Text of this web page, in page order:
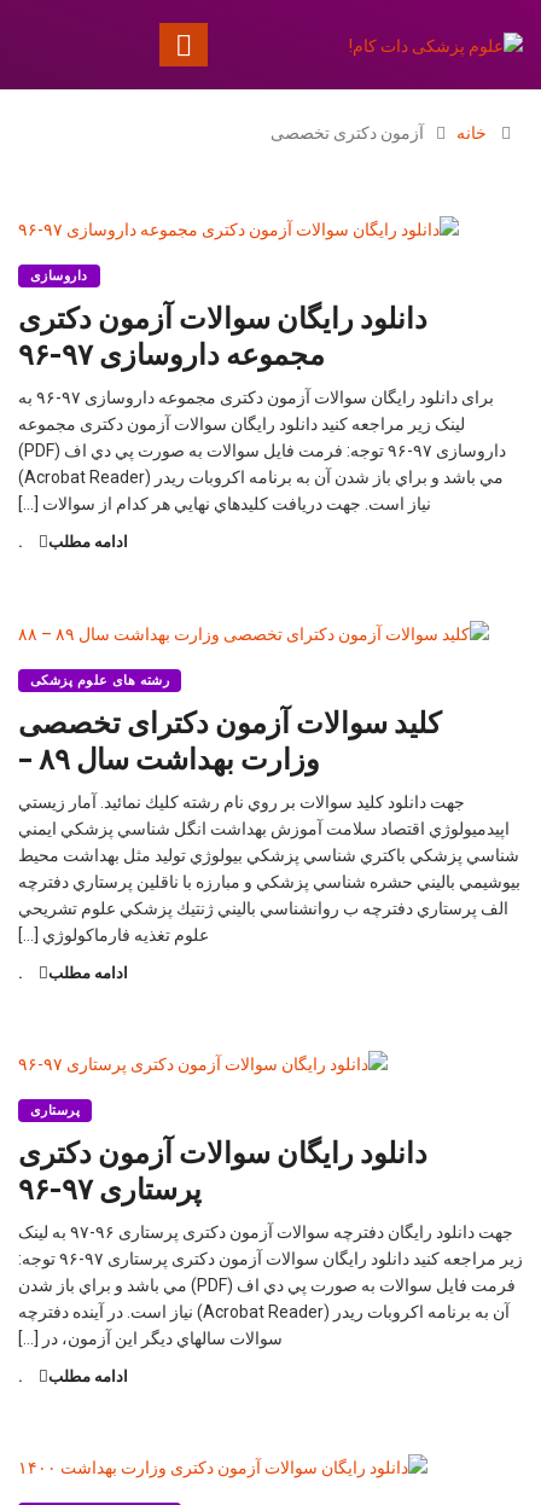
خانه آزمون دکتری تخصصی
داروسازی
دانلود رايگان سوالات آزمون دكتری
مجموعه داروسازی ۹۷-۹۶
برای دانلود رايگان سوالات آزمون دكتری مجموعه داروسازی ۹۷-۹۶ به
لینک زیر مراجعه کنید دانلود رايگان سوالات آزمون دكتری مجموعه
داروسازی ۹۷-۹۶ توجه: فرمت فايل سوالات به صورت پي دي اف (PDF)
مي باشد و براي باز شدن آن به برنامه اكروبات ريدر (Acrobat Reader)
نياز است. جهت دريافت كليدهاي نهايي هر كدام از سوالات […]
ادامه مطلب .
رشته های علوم پزشکی
كلید سوالات آزمون دكترای تخصصی
وزارت بهداشت سال ۸۹ –
جهت دانلود كليد سوالات بر روي نام رشته كليك نمائيد. آمار زيستي
اپيدميولوژي اقتصاد سلامت آموزش بهداشت انگل شناسي پزشكي ايمني
شناسي پزشكي باكتري شناسي پزشكي بيولوژي توليد مثل بهداشت محيط
بيوشيمي باليني حشره شناسي پزشكي و مبارزه با ناقلين پرستاري دفترچه
الف پرستاري دفترچه ب روانشناسي باليني ژنتيك پزشكي علوم تشريحي
علوم تغذيه فارماكولوژي […]
ادامه مطلب .
پرستاری
دانلود رايگان سوالات آزمون دكتری
پرستاری ۹۷-۹۶
جهت دانلود رایگان دفترچه سوالات آزمون دکتری پرستاری ۹۶-۹۷ به لینک
زیر مراجعه کنید دانلود رايگان سوالات آزمون دكتری پرستاری ۹۷-۹۶ توجه:
فرمت فايل سوالات به صورت پي دي اف (PDF) مي باشد و براي باز شدن
آن به برنامه اكروبات ريدر (Acrobat Reader) نياز است. در آينده دفترچه
سوالات سالهاي ديگر اين آزمون، در […]
ادامه مطلب .